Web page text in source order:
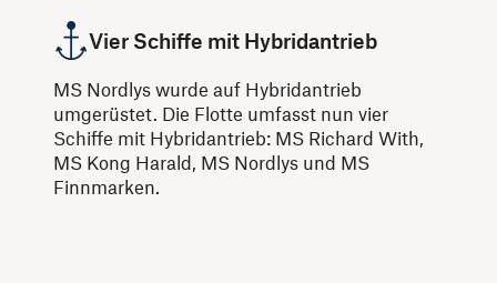
Vier Schiffe mit Hybridantrieb
MS Nordlys wurde auf Hybridantrieb
umgerüstet. Die Flotte umfasst nun vier
Schiffe mit Hybridantrieb: MS Richard With,
MS Kong Harald, MS Nordlys und MS
Finnmarken.